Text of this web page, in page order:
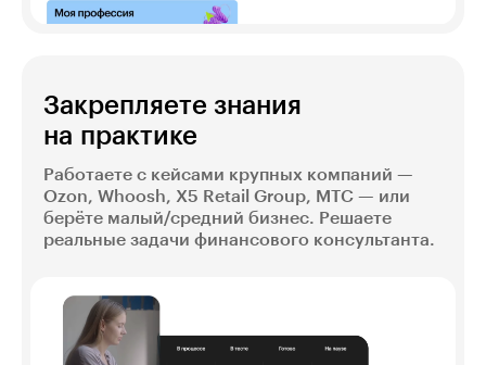
Закрепляете знания
на практике
Работаете с кейсами крупных компаний —
Ozon, Whoosh, X5 Retail Group, МТС — или
берёте малый/средний бизнес. Решаете
реальные задачи финансового консультанта.